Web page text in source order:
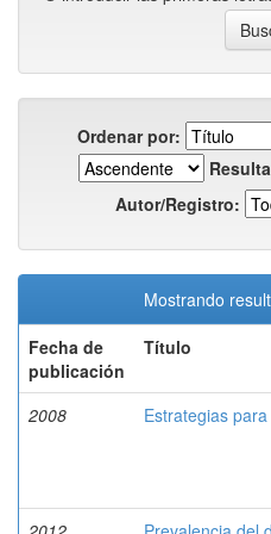
Ordenar por:
Autor/Registro:
Mostrando
Fecha de
publicación
Título
2008 Estrategias